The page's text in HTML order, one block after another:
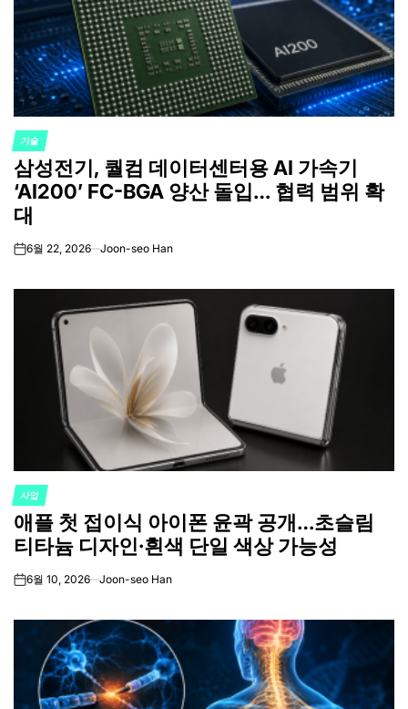
POSTED
IN
기술
삼성전기, 퀄컴 데이터센터용 AI 가속기
‘AI200’ FC-BGA 양산 돌입… 협력 범위 확
대
on6월 22, 2026 Joon-seo Han
POSTED
IN
사업
애플 첫 접이식 아이폰 윤곽 공개…초슬림
티타늄 디자인·흰색 단일 색상 가능성
on6월 10, 2026 Joon-seo Han